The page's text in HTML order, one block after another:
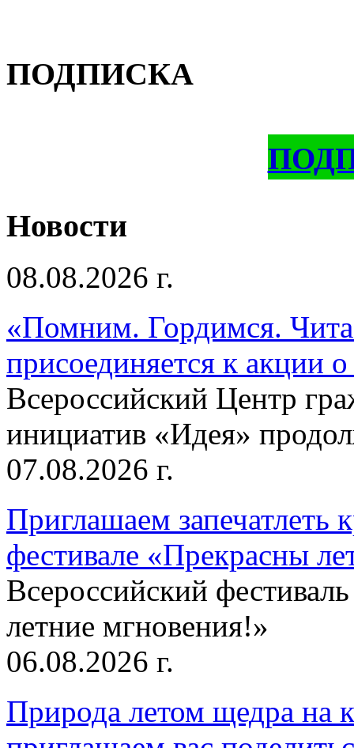
ПОДПИСКА
Новости
08.08.2026 г.
«Помним. Гордимся.
присоединяется к акции
Всероссийский Центр
инициатив «Идея»
07.08.2026 г.
Приглашаем запечатлеть
фестивале «Прекрасны
Всероссийский
летние мгновения!»
06.08.2026 г.
Природа летом щедра на